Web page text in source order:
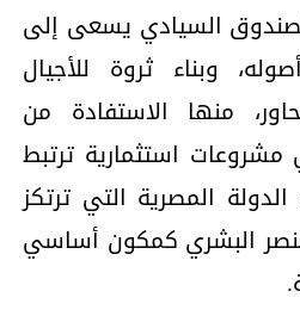
السیادي یسعى إلى
وبناء ثروة للأجیال
منھا الاستفادة من
استثماریة ترتبط
المصریة التي ترتكز
البشري كمكون أساسي